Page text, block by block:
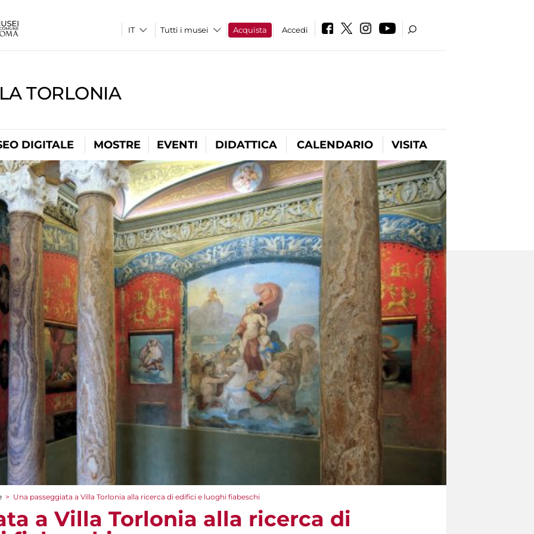
Tutti i musei Acquista Accedi
TORLONIA
DIGITALE MOSTRE EVENTI DIDATTICA CALENDARIO VISITA
> Una passeggiata a Villa Torlonia alla ricerca di edifici e luoghi fiabeschi
a Villa Torlonia alla ricerca di